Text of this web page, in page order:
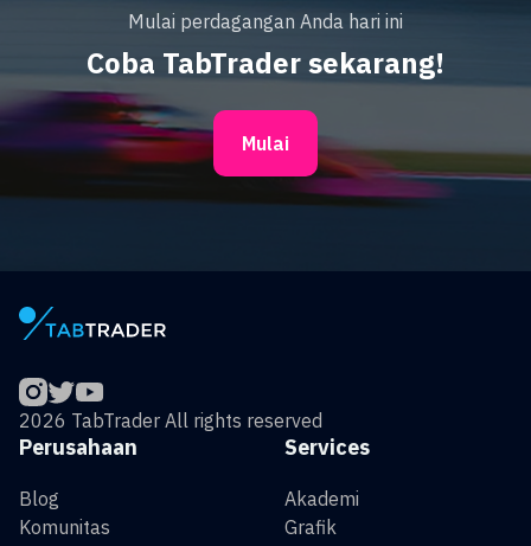
Mulai perdagangan Anda hari ini
Coba TabTrader sekarang!
Mulai
2026 TabTrader All rights reserved
Services
Akademi
Grafik
Perusahaan
Blog
Komunitas